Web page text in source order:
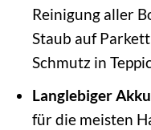
Reinigung aller
Staub auf
Schmutz in
Langlebiger
für die meisten